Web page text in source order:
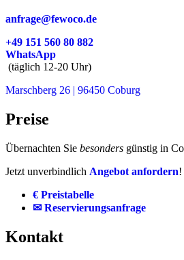
anfrage@fewoco.de
+49 151 560 80 882
WhatsApp
(täglich 12-20 Uhr)
Marschberg 26 | 96450 Coburg
Preise
Übernachten Sie besonders günstig in
Jetzt unverbindlich Angebot anfordern!
€ Preistabelle
✉ Reservierungsanfrage
Kontakt